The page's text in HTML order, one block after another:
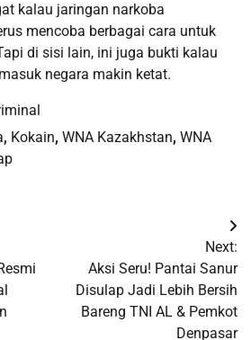
kalau jaringan narkoba
mencoba berbagai cara untuk
di sisi lain, ini juga bukti kalau
negara makin ketat.
, Kokain, WNA Kazakhstan, WNA
Next:
Aksi Seru! Pantai Sanur
Disulap Jadi Lebih Bersih
Bareng TNI AL & Pemkot
Denpasar